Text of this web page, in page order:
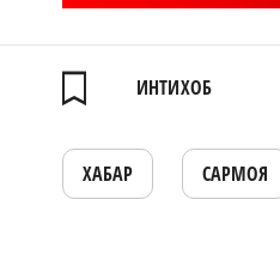
ИНТИХОБ
ХАБАР САРМОЯ